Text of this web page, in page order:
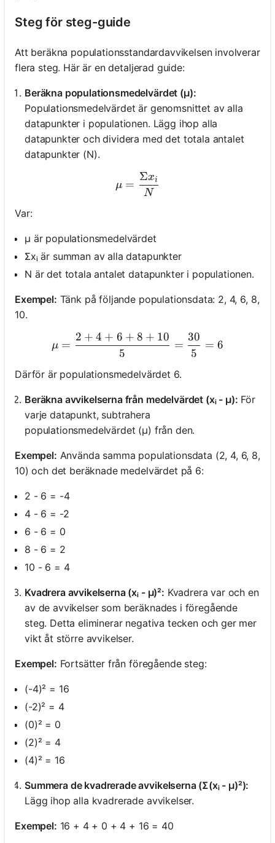
Steg för steg-guide
Att beräkna populationsstandardavvikelsen involverar
flera steg. Här är en detaljerad guide:
Beräkna populationsmedelvärdet (μ):
Populationsmedelvärdet är genomsnittet av alla
datapunkter i populationen. Lägg ihop alla
datapunkter och dividera med det totala antalet
datapunkter (N).
μ = \frac{Σx_i}{N}
μ =
N
Σxi
Var:
μ är populationsmedelvärdet
Σxᵢ är summan av alla datapunkter
N är det totala antalet datapunkter i populationen.
Exempel: Tänk på följande populationsdata: 2, 4, 6, 8,
10.
μ = \frac{2 + 4 + 6 + 8
μ =
5
2 + 4 + 6 + 8 + 10
=
5
30
= 6
Därför är populationsmedelvärdet 6.
Beräkna avvikelserna från medelvärdet (xᵢ - μ): För
varje datapunkt, subtrahera
populationsmedelvärdet (μ) från den.
Exempel: Använda samma populationsdata (2, 4, 6, 8,
10) och det beräknade medelvärdet på 6:
2 - 6 = -4
4 - 6 = -2
6 - 6 = 0
8 - 6 = 2
10 - 6 = 4
Kvadrera avvikelserna (xᵢ - μ)²: Kvadrera var och en
av de avvikelser som beräknades i föregående
steg. Detta eliminerar negativa tecken och ger mer
vikt åt större avvikelser.
Exempel: Fortsätter från föregående steg:
(-4)² = 16
(-2)² = 4
(0)² = 0
(2)² = 4
(4)² = 16
Summera de kvadrerade avvikelserna (Σ(xᵢ - μ)²):
Lägg ihop alla kvadrerade avvikelser.
Exempel: 16 + 4 + 0 + 4 + 16 = 40